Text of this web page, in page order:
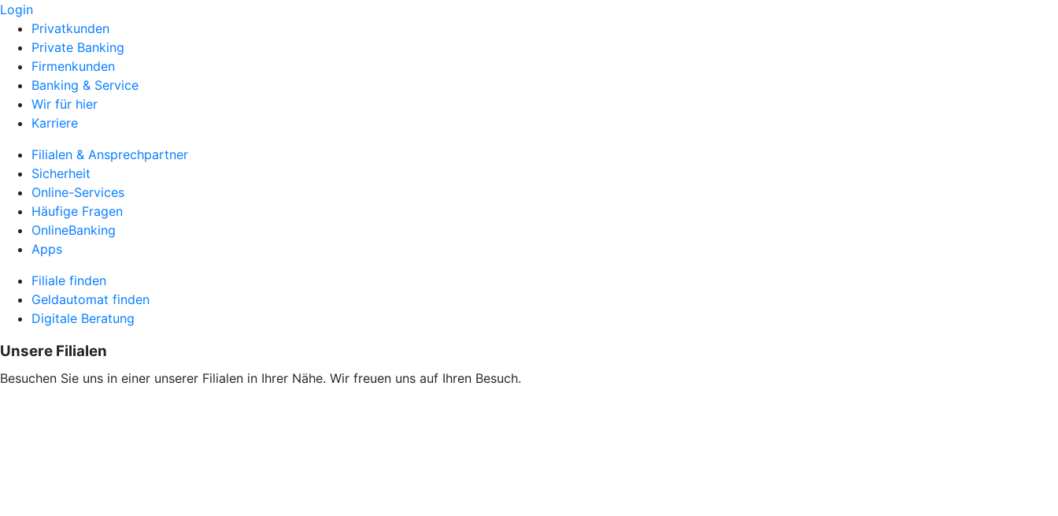
Login
Privatkunden
Private Banking
Firmenkunden
Banking & Service
Wir für hier
Karriere
Filialen & Ansprechpartner
Sicherheit
Online-Services
Häufige Fragen
OnlineBanking
Apps
Filiale finden
Geldautomat finden
Digitale Beratung
Unsere Filialen
Besuchen Sie uns in einer unserer Filialen in Ihrer Nähe. Wir freuen uns auf Ihren Besuch.